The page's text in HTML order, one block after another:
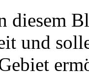
diesem
und